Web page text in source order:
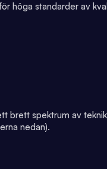
höga standarder av
brett spektrum av
nedan).